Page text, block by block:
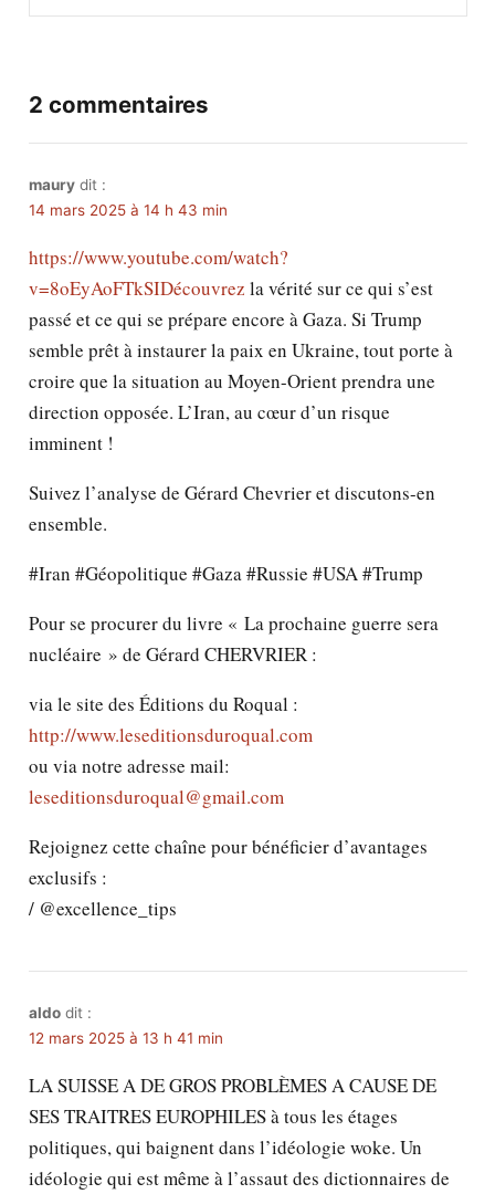
2 commentaires
maury dit :
14 mars 2025 à 14 h 43 min
https://www.youtube.com/watch?
v=8oEyAoFTkSIDécouvrez la vérité sur ce qui s’est
passé et ce qui se prépare encore à Gaza. Si Trump
semble prêt à instaurer la paix en Ukraine, tout porte à
croire que la situation au Moyen-Orient prendra une
direction opposée. L’Iran, au cœur d’un risque
imminent !
Suivez l’analyse de Gérard Chevrier et discutons-en
ensemble.
#Iran #Géopolitique #Gaza #Russie #USA #Trump
Pour se procurer du livre « La prochaine guerre sera
nucléaire » de Gérard CHERVRIER :
via le site des Éditions du Roqual :
http://www.leseditionsduroqual.com
ou via notre adresse mail:
leseditionsduroqual@gmail.com
Rejoignez cette chaîne pour bénéficier d’avantages
exclusifs :
/ @excellence_tips
aldo dit :
12 mars 2025 à 13 h 41 min
LA SUISSE A DE GROS PROBLÈMES A CAUSE DE
SES TRAITRES EUROPHILES à tous les étages
politiques, qui baignent dans l’idéologie woke. Un
idéologie qui est même à l’assaut des dictionnaires de